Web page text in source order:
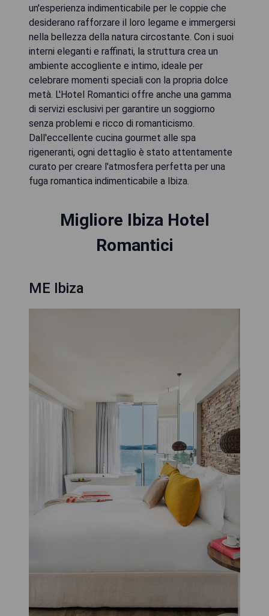
un'esperienza indimenticabile per le coppie che
desiderano rafforzare il loro legame e immergersi
nella bellezza della natura circostante. Con i suoi
interni eleganti e raffinati, la struttura crea un
ambiente accogliente e intimo, ideale per
celebrare momenti speciali con la propria dolce
metà. L'Hotel Romantici offre anche una gamma
di servizi esclusivi per garantire un soggiorno
senza problemi e ricco di romanticismo.
Dall'eccellente cucina gourmet alle spa
rigeneranti, ogni dettaglio è stato attentamente
curato per creare l'atmosfera perfetta per una
fuga romantica indimenticabile a Ibiza.
Migliore Ibiza Hotel
Romantici
ME Ibiza